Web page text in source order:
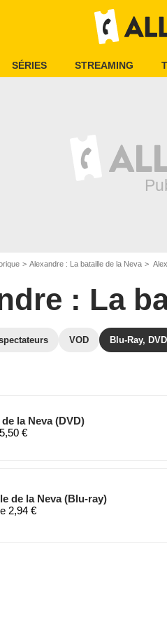
SÉRIES STREAMING
Alexandre : La bataille de la Neva
: La
VOD Blu-Ray, DVD
la Neva (DVD)
€
de la Neva (Blu-ray)
2,94 €